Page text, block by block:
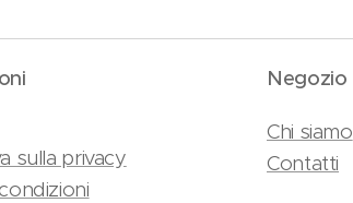
sulla privacy
Negozio
Chi siamo
Contatti